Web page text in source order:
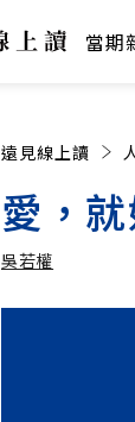
當期
遠見線上讀
愛，
吳若權